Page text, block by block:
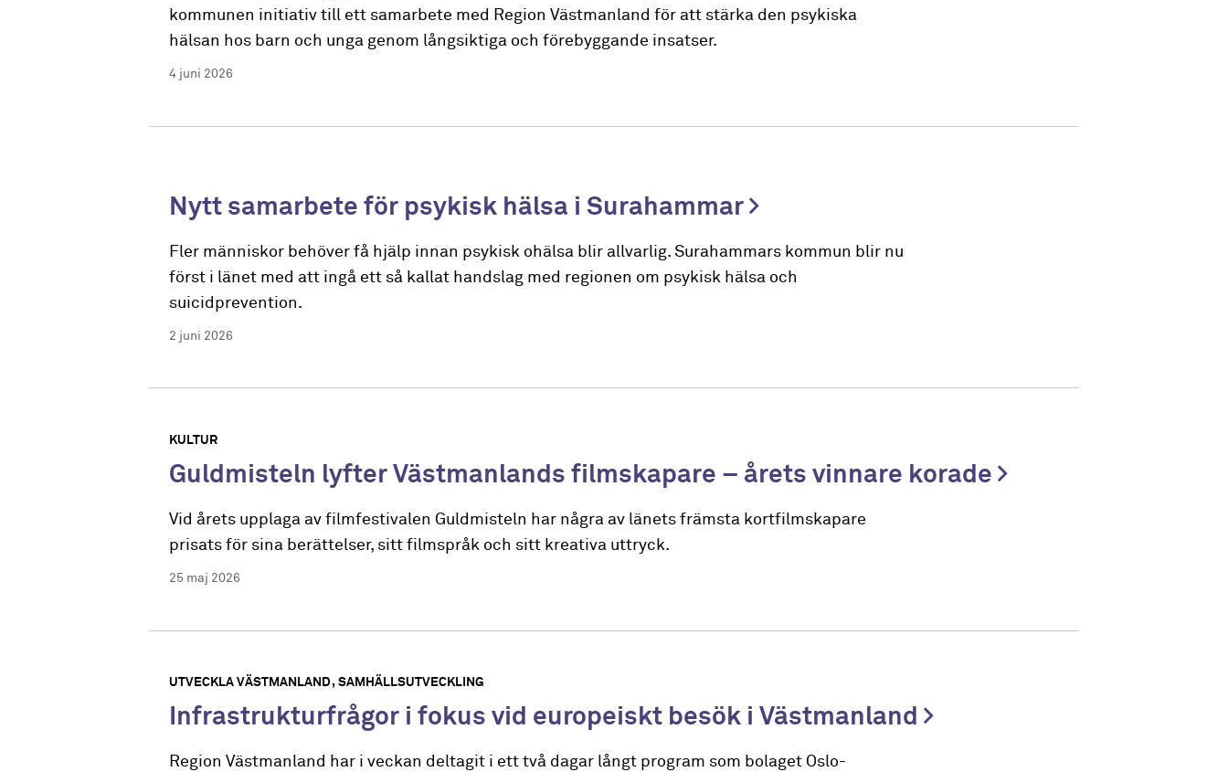
kommunen initiativ till ett samarbete med Region Västmanland för att stärka den psykiska
hälsan hos barn och unga genom långsiktiga och förebyggande insatser.
4 juni 2026
Nytt samarbete för psykisk hälsa i Surahammar
Fler människor behöver få hjälp innan psykisk ohälsa blir allvarlig. Surahammars kommun blir nu
först i länet med att ingå ett så kallat handslag med regionen om psykisk hälsa och
suicidprevention.
2 juni 2026
KULTUR
Guldmisteln lyfter Västmanlands filmskapare – årets vinnare korade
Vid årets upplaga av filmfestivalen Guldmisteln har några av länets främsta kortfilmskapare
prisats för sina berättelser, sitt filmspråk och sitt kreativa uttryck.
25 maj 2026
UTVECKLA VÄSTMANLAND SAMHÄLLSUTVECKLING
Infrastrukturfrågor i fokus vid europeiskt besök i Västmanland
Region Västmanland har i veckan deltagit i ett två dagar långt program som bolaget Oslo-